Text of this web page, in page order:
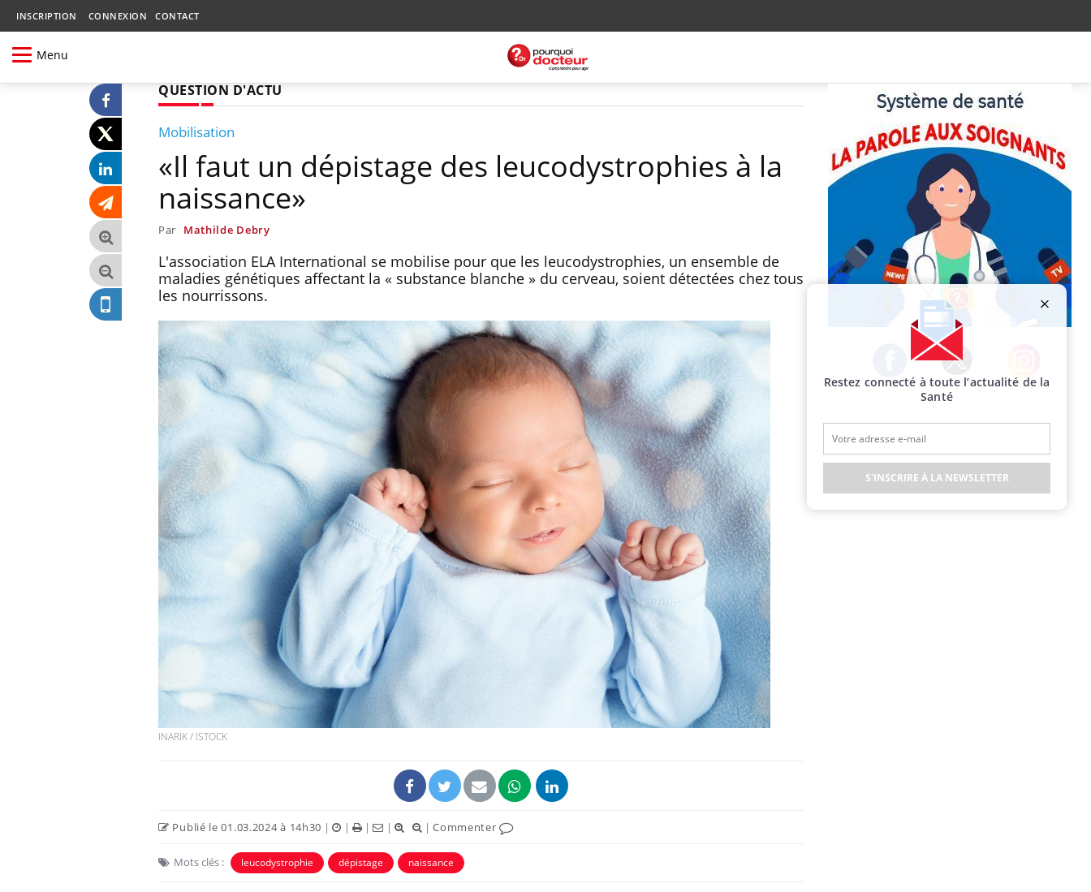
INSCRIPTION CONNEXION CONTACT
Menu
QUESTION D'ACTU
Mobilisation
«Il faut un dépistage des leucodystrophies à la
naissance»
Par Mathilde Debry
L'association ELA International se mobilise pour que les leucodystrophies, un ensemble de
maladies génétiques affectant la « substance blanche » du cerveau, soient détectées chez tous
les nourrissons.
INARIK / ISTOCK
Publié le 01.03.2024 à 14h30 | | | | |Commenter
Mots clés : leucodystrophie dépistage naissance
Facebook Twitter Instagram
Restez connecté à toute l’actualité de la
Santé
S'INSCRIRE À LA NEWSLETTER